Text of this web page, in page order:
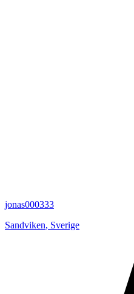
jonas000333
Sandviken, Sverige